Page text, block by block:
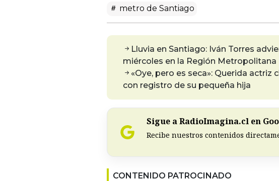
metro de Santiago
Lluvia en Santiago: Iván Torres
miércoles en la Región Metropolitana
«Oye, pero es seca»: Querida actriz
con registro de su pequeña hija
Sigue a RadioImagina.cl en
Recibe nuestros contenidos
CONTENIDO PATROCINADO